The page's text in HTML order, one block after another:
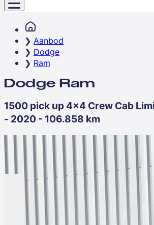
Aanbod
Dodge
Ram
Dodge Ram
1500 pick up 4x4 Crew Cab
- 2020 - 106.858 km